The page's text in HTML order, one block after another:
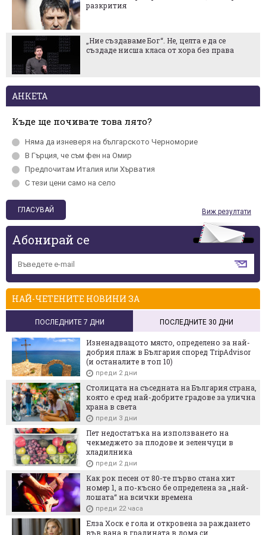
разкрития
„Ние създаваме Бог“. Не, целта е да се
създаде нисша класа от хора без права
АНКЕТА
Къде ще почивате това лято?
Няма да изневеря на българското Черномориe
В Гърция, че съм фен на Омир
Предпочитам Италия или Хърватия
С тези цени само на село
Виж резултати
Абонирай се
НАЙ-ЧЕТЕНИТЕ НОВИНИ ЗА
ПОСЛЕДНИТЕ 7 ДНИ ПОСЛЕДНИТЕ 30 ДНИ
Изненадващото място, определено за най-
добрия плаж в България според TripAdvisor
(и останалите в топ 10)
преди 2 дни
Столицата на съседната на България страна,
която е сред най-добрите градове за улична
храна в света
преди 3 дни
Пет недостатъка на използването на
чекмеджето за плодове и зеленчуци в
хладилника
преди 2 дни
Как рок песен от 80-те първо стана хит
номер 1, а по-късно бе определена за „най-
лошата“ на всички времена
преди 22 часа
Елза Хоск е гола и откровена за раждането
във вана в градината в дома си